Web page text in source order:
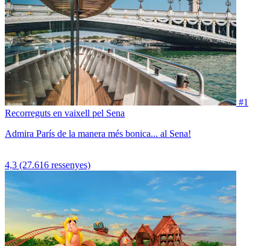
#1
Recorreguts en vaixell pel Sena
Admira París de la manera més bonica... al Sena!
4,3 (27.616 ressenyes)